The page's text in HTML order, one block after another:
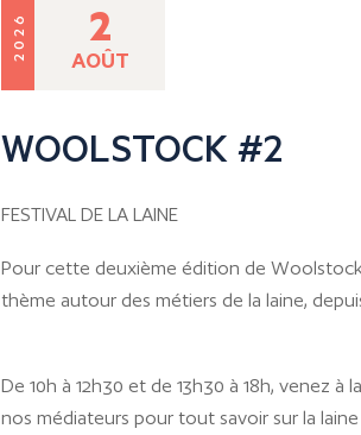
2026 2
AOÛT
WOOLSTOCK #2
FESTIVAL DE LA LAINE
Pour cette deuxième édition de
thème autour des métiers de la laine,
De 10h à 12h30 et de 13h30 à 18h, venez
nos médiateurs pour tout savoir sur la